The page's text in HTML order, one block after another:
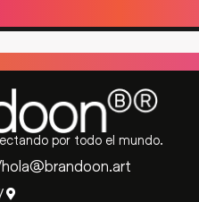
por todo el mundo.
hola@brandoon.art